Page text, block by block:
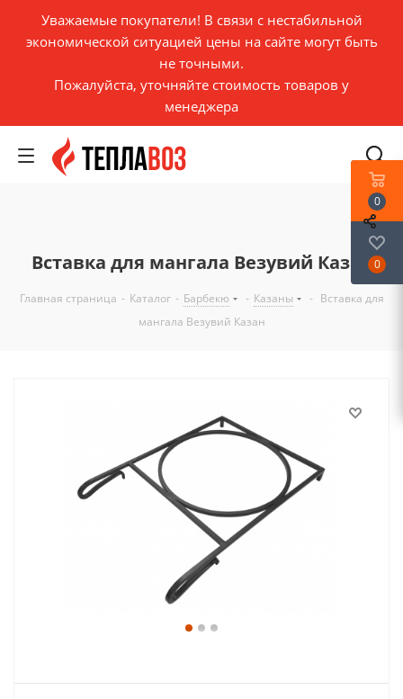
Уважаемые покупатели! В связи с нестабильной
экономической ситуацией цены на сайте могут быть
не точными.
Пожалуйста, уточняйте стоимость товаров у
менеджера
Вставка для мангала Везувий Казан
Главная страница - Каталог - Барбекю - Казаны - Вставка для
мангала Везувий Казан
0
0